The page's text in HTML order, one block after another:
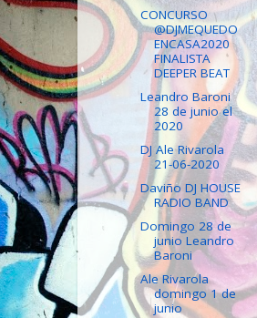
CONCURSO
@DJMEQUEDO
ENCASA2020
FINALISTA
DEEPER BEAT
Leandro Baroni
28 de junio el
2020
DJ Ale Rivarola
21-06-2020
Daviño DJ HOUSE
RADIO BAND
Domingo 28 de
junio Leandro
Baroni
Ale Rivarola
domingo 1 de
junio